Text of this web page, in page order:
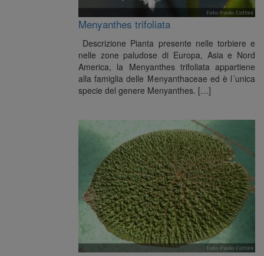
Menyanthes trifoliata
Descrizione Pianta presente nelle torbiere e
nelle zone paludose di Europa, Asia e Nord
America, la Menyanthes trifoliata appartiene
alla famiglia delle Menyanthaceae ed è l´unica
specie del genere Menyanthes. […]